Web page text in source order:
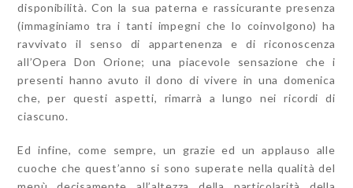
disponibilità. Con la sua paterna e rassicurante presenza
(immaginiamo tra i tanti impegni che lo coinvolgono) ha
ravvivato il senso di appartenenza e di riconoscenza
all’Opera Don Orione; una piacevole sensazione che i
presenti hanno avuto il dono di vivere in una domenica
che, per questi aspetti, rimarrà a lungo nei ricordi di
ciascuno.
Ed infine, come sempre, un grazie ed un applauso alle
cuoche che quest’anno si sono superate nella qualità del